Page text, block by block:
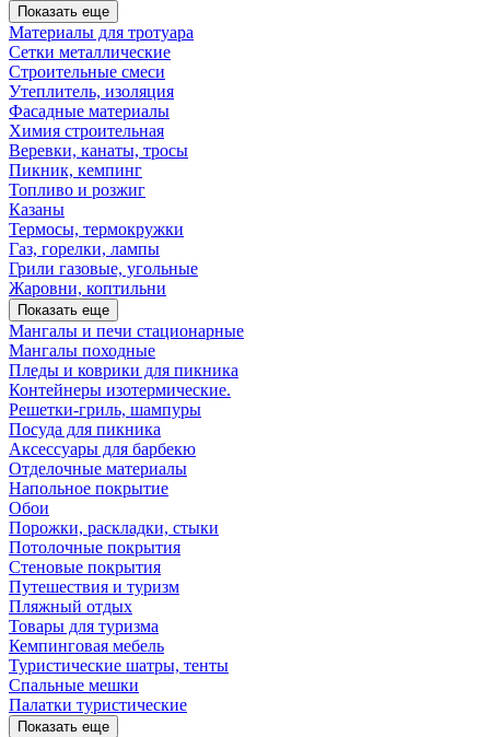
Показать еще
Материалы для тротуара
Сетки металлические
Строительные смеси
Утеплитель, изоляция
Фасадные материалы
Химия строительная
Веревки, канаты, тросы
Пикник, кемпинг
Топливо и розжиг
Казаны
Термосы, термокружки
Газ, горелки, лампы
Грили газовые, угольные
Жаровни, коптильни
Показать еще
Мангалы и печи стационарные
Мангалы походные
Пледы и коврики для пикника
Контейнеры изотермические.
Решетки-гриль, шампуры
Посуда для пикника
Аксессуары для барбекю
Отделочные материалы
Напольное покрытие
Обои
Порожки, раскладки, стыки
Потолочные покрытия
Стеновые покрытия
Путешествия и туризм
Пляжный отдых
Товары для туризма
Кемпинговая мебель
Туристические шатры, тенты
Спальные мешки
Палатки туристические
Показать еще